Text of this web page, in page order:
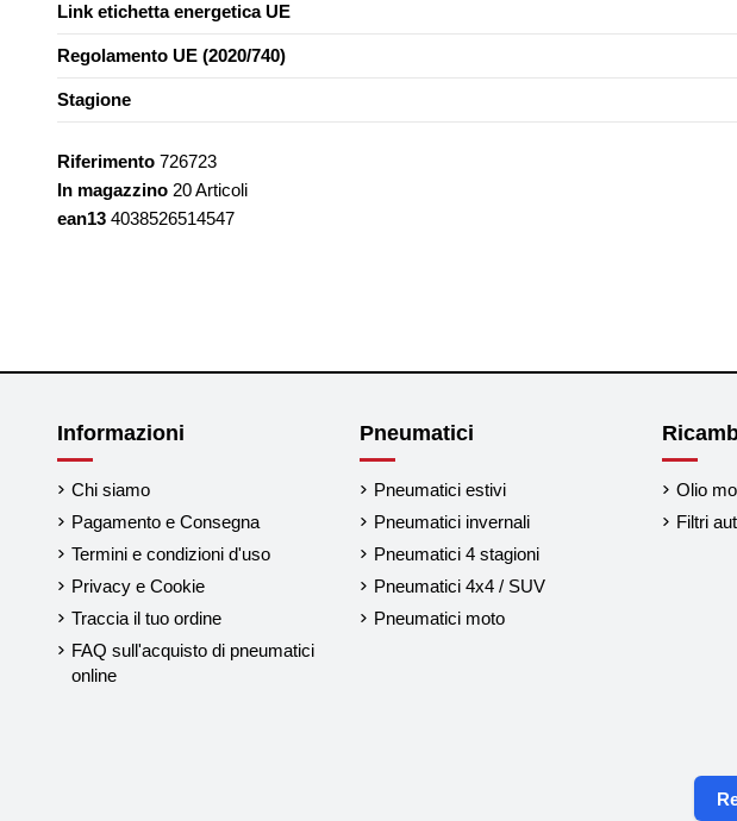
Link etichetta energetica UE
Regolamento UE (2020/740)
Stagione
Riferimento 726723
In magazzino 20 Articoli
ean13 4038526514547
Informazioni
Chi siamo
Pagamento e Consegna
Termini e condizioni d'uso
Privacy e Cookie
Traccia il tuo ordine
FAQ sull'acquisto di pneumatici
online
Pneumatici
Pneumatici estivi
Pneumatici invernali
Pneumatici 4 stagioni
Pneumatici 4x4 / SUV
Pneumatici moto
Olio
Filtri